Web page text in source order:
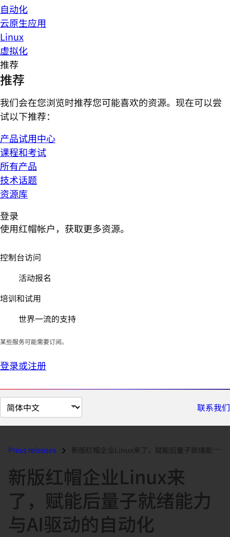
自动化
云原生应用
Linux
虚拟化
推荐
推荐
我们会在您浏览时推荐您可能喜欢的资源。现在可以尝
试以下推荐：
产品试用中心
课程和考试
所有产品
技术话题
资源库
登录
使用红帽帐户，获取更多资源。
控制台访问
活动报名
培训和试用
世界一流的支持
某些服务可能需要订阅。
登录或注册
切
换
面
联系我们
Press releases 新版红帽企业Linux来了，赋能后量子就绪能力与AI驱动的自动化...
新版红帽企业Linux来
了，赋能后量子就绪能力
与AI驱动的自动化